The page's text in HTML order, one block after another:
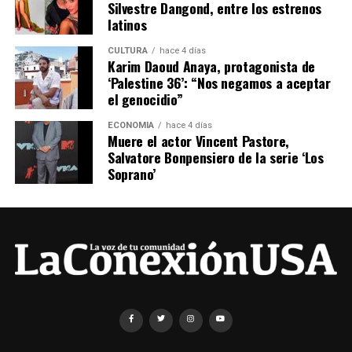
Silvestre Dangond, entre los estrenos
latinos
CULTURA hace 4 días
Karim Daoud Anaya, protagonista de
‘Palestine 36’: “Nos negamos a aceptar
el genocidio”
ECONOMÍA hace 4 días
Muere el actor Vincent Pastore,
Salvatore Bonpensiero de la serie ‘Los
Soprano’